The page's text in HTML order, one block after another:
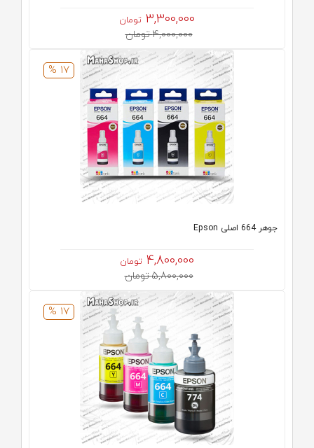
3,300,000 تومان
4,000,000 تومان
17 %
جوهر 664 اصلی Epson
4,800,000 تومان
5,800,000 تومان
17 %